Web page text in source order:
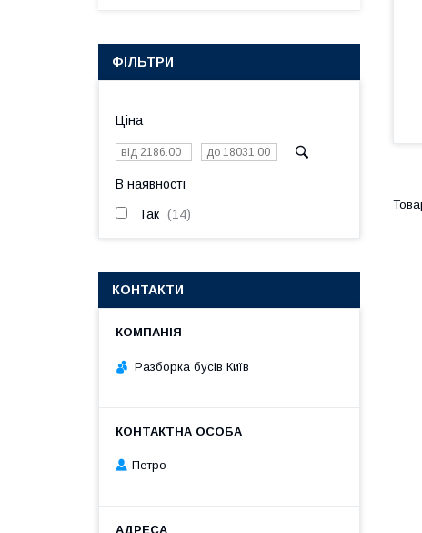
ФІЛЬТРИ
Ціна
В наявності
Так 14
КОНТАКТИ
Разборка бусів Київ
Петро